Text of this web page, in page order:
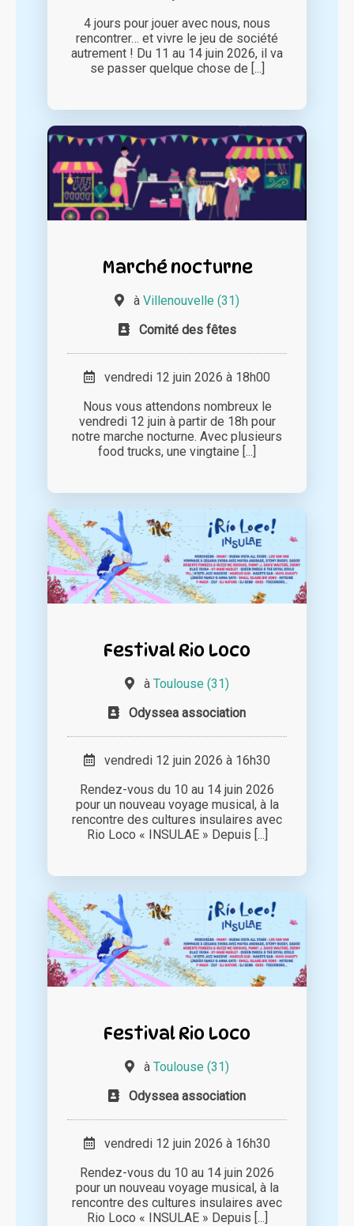
4 jours pour jouer avec nous, nous
rencontrer… et vivre le jeu de société
autrement ! Du 11 au 14 juin 2026, il va
se passer quelque chose de [...]
Marché nocturne
à Villenouvelle (31)
Comité des fêtes
vendredi 12 juin 2026 à 18h00
Nous vous attendons nombreux le
vendredi 12 juin à partir de 18h pour
notre marche nocturne. Avec plusieurs
food trucks, une vingtaine [...]
Festival Rio Loco
à Toulouse (31)
Odyssea association
vendredi 12 juin 2026 à 16h30
Rendez-vous du 10 au 14 juin 2026
pour un nouveau voyage musical, à la
rencontre des cultures insulaires avec
Rio Loco « INSULAE » Depuis [...]
Festival Rio Loco
à Toulouse (31)
Odyssea association
vendredi 12 juin 2026 à 16h30
Rendez-vous du 10 au 14 juin 2026
pour un nouveau voyage musical, à la
rencontre des cultures insulaires avec
Rio Loco « INSULAE » Depuis [...]